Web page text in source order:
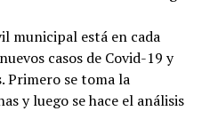
municipal está en cada
casos de Covid-19 y
Primero se toma la
y luego se hace el análisis